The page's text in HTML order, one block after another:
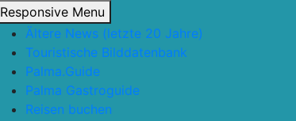
Responsive Menu
Ältere News (letzte 20 Jahre)
Touristische Bilddatenbank
Palma.Guide
Palma Gastroguide
Reisen buchen